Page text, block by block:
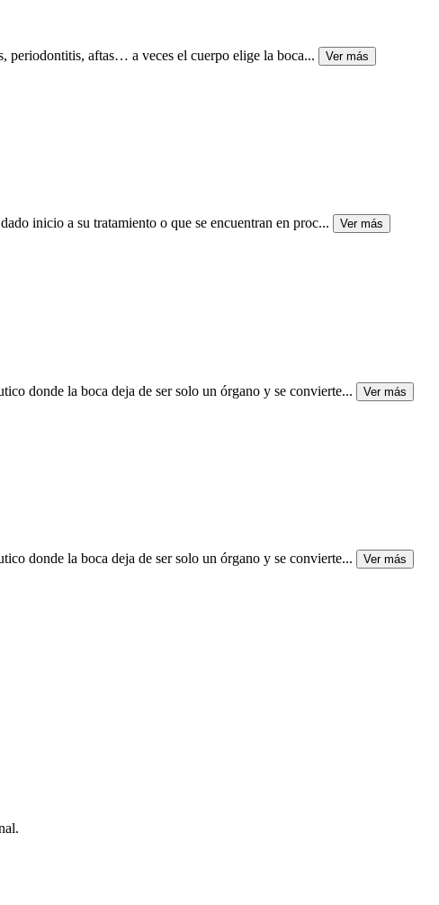
periodontitis, aftas… a veces el cuerpo elige la boca... Ver más
inicio a su tratamiento o que se encuentran en proc... Ver más
donde la boca deja de ser solo un órgano y se convierte... Ver más
donde la boca deja de ser solo un órgano y se convierte... Ver más